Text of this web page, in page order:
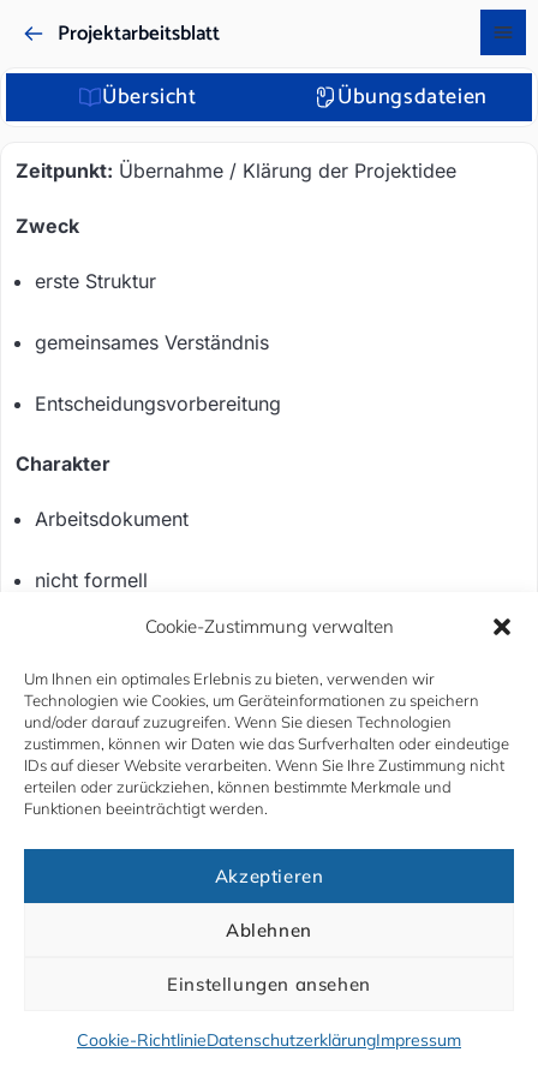
Cookie-Zustimmung verwalten
Um Ihnen ein optimales Erlebnis zu bieten, verwenden wir
Technologien wie Cookies, um Geräteinformationen zu speichern
und/oder darauf zuzugreifen. Wenn Sie diesen Technologien
zustimmen, können wir Daten wie das Surfverhalten oder eindeutige
IDs auf dieser Website verarbeiten. Wenn Sie Ihre Zustimmung nicht
erteilen oder zurückziehen, können bestimmte Merkmale und
Funktionen beeinträchtigt werden.
Akzeptieren
Ablehnen
Einstellungen ansehen
Cookie-RichtlinieDatenschutzerklärungImpressum
Projektarbeitsblatt
Übersicht Übungsdateien
Zeitpunkt: Übernahme / Klärung der Projektidee
Zweck
erste Struktur
gemeinsames Verständnis
Entscheidungsvorbereitung
Charakter
Arbeitsdokument
nicht formell
Wichtig
Wenn das Projektarbeitsblatt nicht sinnvoll
ausgefüllt werden kann,
ist das Projekt noch nicht reif für formale
Zurück Weiter